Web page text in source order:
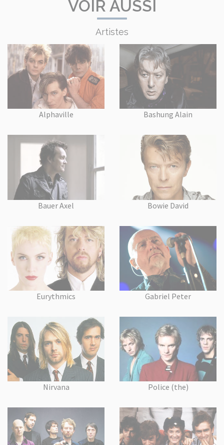
VOIR AUSSI
Artistes
Alphaville Bashung Alain
Bauer Axel Bowie David
Eurythmics Gabriel Peter
Nirvana Police (the)